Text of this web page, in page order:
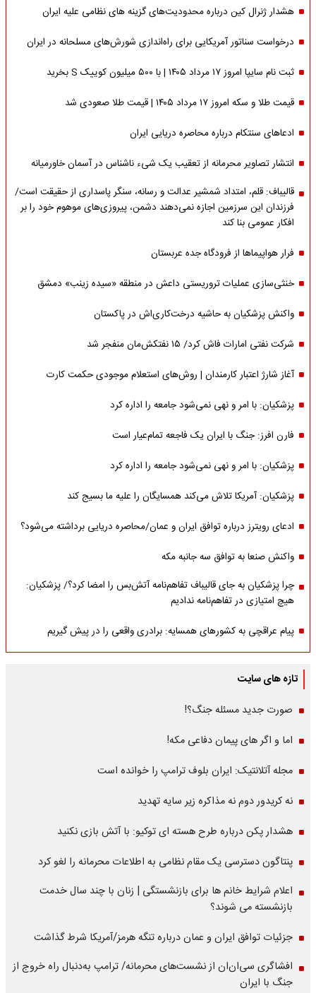
هشدار ژنرال کین درباره محدودیت‌های گزینه های نظامی علیه ایران
درخواست سناتور آمریکایی برای راه‌اندازی شورش‌های مسلحانه در ایران
ثبت نام سایپا امروز ۱۷ مرداد ۱۴۰۵ | با ۵۰۰ میلیون کوییک S بخرید
قیمت طلا و سکه امروز ۱۷ مرداد ۱۴۰۵ | قیمت طلا صعودی شد
ادعاهای سنتکام درباره محاصره دریایی ایران
انتشار تصاویر محرمانه از تعقیب یک شیء ناشناس در آسمان خاورمیانه
قالیباف: قلم، امتداد شمشیر عدالت و رسانه، سنگر پاسداری از حقیقت است/
فرزندان این سرزمین اجازه نمی‌دهند دشمن، پیروزی‌های موهوم خود را بر
افکار عمومی بنا کند
فرار هواپیماها از فرودگاه جده عربستان
خنثی‌سازی عملیات تروریستی داعش در منطقه «سیده زینب» دمشق
واکنش پزشکیان به حاشیه درخت‌کاری‌اش در پاکستان
شرکت نفتی امارات فاش کرد/ ۱۵ نفتکش‌مان منفجر شد
آغاز شارژ اعتبار کارمندان | روش‌های استعلام موجودی حکمت کارت
پزشکیان: با امر و نهی نمی‌شود جامعه را اداره کرد
فارن افرز: جنگ با ایران یک فاجعه تمام‌عیار است
پزشکیان: با امر و نهی نمی‌شود جامعه را اداره کرد
پزشکیان: آمریکا تلاش می‌کند همسایگان را علیه ما بسیج کند
ادعای رویترز درباره توافق ایران و عمان/محاصره دریایی برداشته می‌شود؟
واکنش صنعا به توافق سه جانبه مکه
چرا پزشکیان به جای قالیباف تفاهم‌نامه آتش‌بس را امضا کرد؟/ پزشکیان:
هیچ امتیازی در تفاهم‌نامه ندادیم
پیام عراقچی به کشورهای همسایه: برادری واقعی را در پیش گیریم
تازه های سایت
صورت جدید مسئله جنگ؟!
اما و اگر های پیمان دفاعی مکه!
مجله آتلانتیک: ایران بلوف ترامپ را خوانده است
نه کریدور دوم نه مذاکره زیر سایه تهدید
هشدار پکن درباره طرح هسته ای توکیو: با آتش بازی نکنید
پنتاگون دسترسی یک مقام نظامی به اطلاعات محرمانه را لغو کرد
اعلام شرایط خانم ها برای بازنشستگی | زنان با چند سال خدمت
بازنشسته می شوند؟
جزئیات توافق ایران و عمان درباره تنگه هرمز/آمریکا شرط گذاشت
افشاگری سی‌ان‌ان از نشست‌های محرمانه/ ترامپ به‌دنبال راه خروج از
جنگ با ایران